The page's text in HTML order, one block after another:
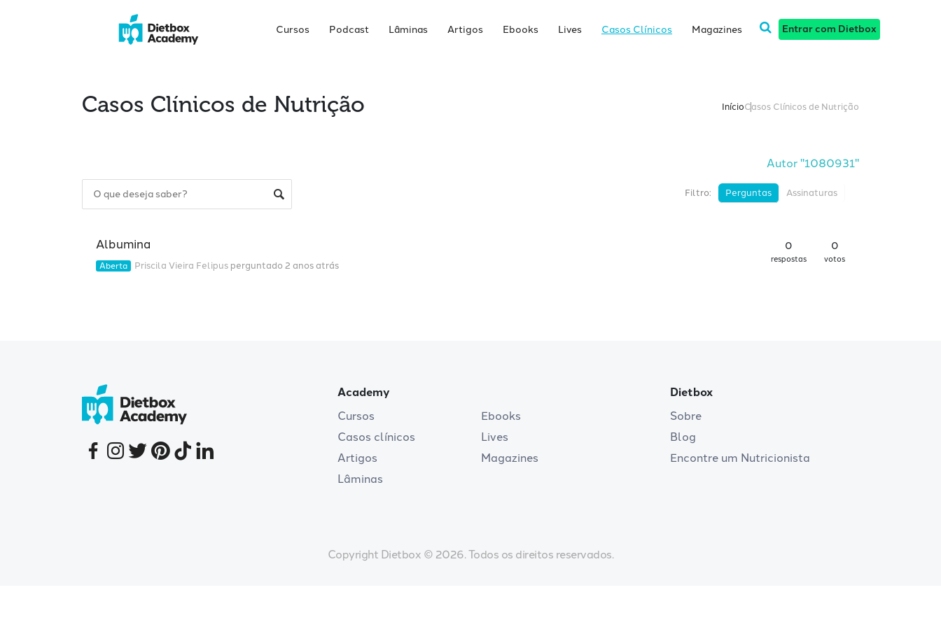
Cursos Podcast Lâminas Artigos Ebooks Lives Casos Clínicos Magazines Entrar com Dietbox
Casos Clínicos de Nutrição InícioCasos Clínicos de Nutrição
Autor "1080931"
Filtro: Perguntas Assinaturas
Albumina
Aberta Priscila Vieira Felipus perguntado 2 anos atrás
0
respostas
0
votos
Academy
Cursos
Casos clínicos
Artigos
Lâminas
Ebooks
Lives
Magazines
Dietbox
Sobre
Blog
Encontre um Nutricionista
Copyright Dietbox © 2026. Todos os direitos reservados.